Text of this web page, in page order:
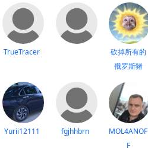
TrueTracer
砍掉所有的
俄罗斯猪
Yurii12111 fgjhhbrn
MOL4ANOF
F